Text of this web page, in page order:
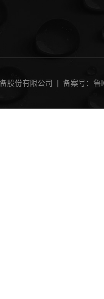
股份有限公司 | 备案号：鲁